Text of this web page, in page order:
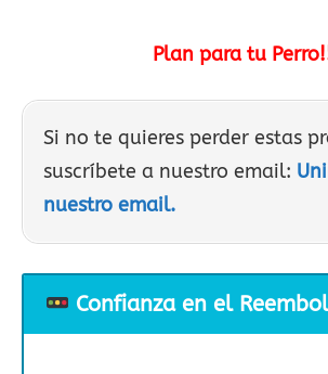
Plan para tu
Si no te quieres perder estas
suscríbete a nuestro email:
nuestro email.
Confianza en el